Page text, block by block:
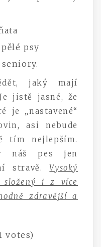
psy
jaký mají
jistě jasné, že
je „nastavené“
asi nebude
tím nejlepším.
náš pes jen
stravě.Vysoký
složený i z více
zdravější a
votes)